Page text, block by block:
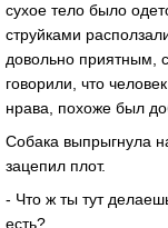
сухое тело было
струйками
довольно приятным,
говорили, что
нрава, похоже был
Собака выпрыгнула
зацепил плот.
- Что ж ты тут
есть?